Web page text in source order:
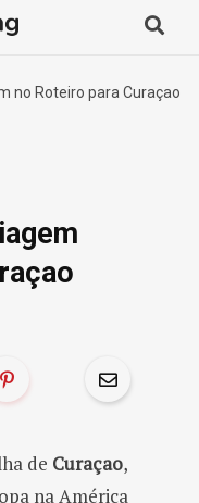
no Roteiro para Curaçao
de Curaçao,
na América